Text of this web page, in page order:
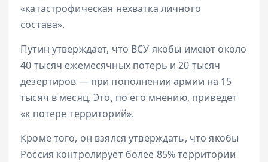
«катастрофическая нехватка личного
состава».
Путин утверждает, что ВСУ якобы имеют около
40 тысяч ежемесячных потерь и 20 тысяч
дезертиров — при пополнении армии на 15
тысяч в месяц. Это, по его мнению, приведет
«к потере территорий».
Кроме того, он взялся утверждать, что якобы
Россия контролирует более 85% территории